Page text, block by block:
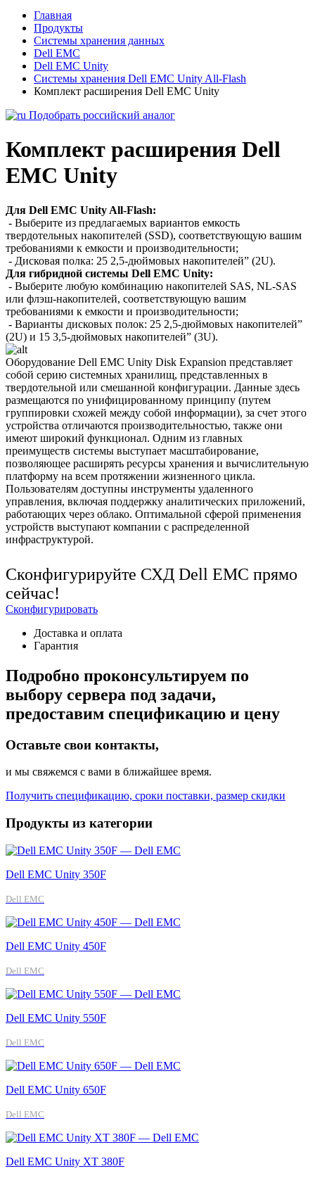
Главная
Продукты
Системы хранения данных
Dell EMC
Dell EMC Unity
Системы хранения Dell EMC Unity All-Flash
Комплект расширения Dell EMC Unity
Подобрать российский аналог
Комплект расширения Dell
EMC Unity
Для Dell EMC Unity All-Flash:
- Выберите из предлагаемых вариантов емкость
твердотельных накопителей (SSD), соответствующую вашим
требованиями к емкости и производительности;
- Дисковая полка: 25 2,5-дюймовых накопителей” (2U).
Для гибридной системы Dell EMC Unity:
- Выберите любую комбинацию накопителей SAS, NL-SAS
или флэш-накопителей, соответствующую вашим
требованиями к емкости и производительности;
- Варианты дисковых полок: 25 2,5-дюймовых накопителей”
(2U) и 15 3,5-дюймовых накопителей” (3U).
Оборудование Dell EMC Unity Disk Expansion представляет
собой серию системных хранилищ, представленных в
твердотельной или смешанной конфигурации. Данные здесь
размещаются по унифицированному принципу (путем
группировки схожей между собой информации), за счет этого
устройства отличаются производительностью, также они
имеют широкий функционал. Одним из главных
преимуществ системы выступает масштабирование,
позволяющее расширять ресурсы хранения и вычислительную
платформу на всем протяжении жизненного цикла.
Пользователям доступны инструменты удаленного
управления, включая поддержку аналитических приложений,
работающих через облако. Оптимальной сферой применения
устройств выступают компании с распределенной
инфраструктурой.
Сконфигурируйте СХД Dell EMC прямо
сейчас!
Сконфигурировать
Доставка и оплата
Гарантия
Подробно проконсультируем по
выбору сервера под задачи,
предоставим спецификацию и цену
Оставьте свои контакты,
и мы свяжемся с вами в ближайшее время.
Получить спецификацию, сроки поставки, размер скидки
Продукты из категории
Dell EMC Unity 350F
Dell EMC
Dell EMC Unity 450F
Dell EMC
Dell EMC Unity 550F
Dell EMC
Dell EMC Unity 650F
Dell EMC
Dell EMC Unity XT 380F